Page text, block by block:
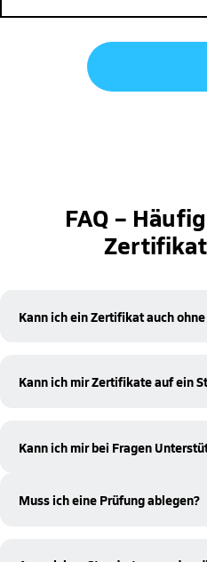
FAQ –
Kann ich ein Zertifikat auch
Kann ich mir Zertifikate auf ein
Deiner Hochschule.
Kann ich mir bei Fragen
Muss ich eine Prüfung ablegen?